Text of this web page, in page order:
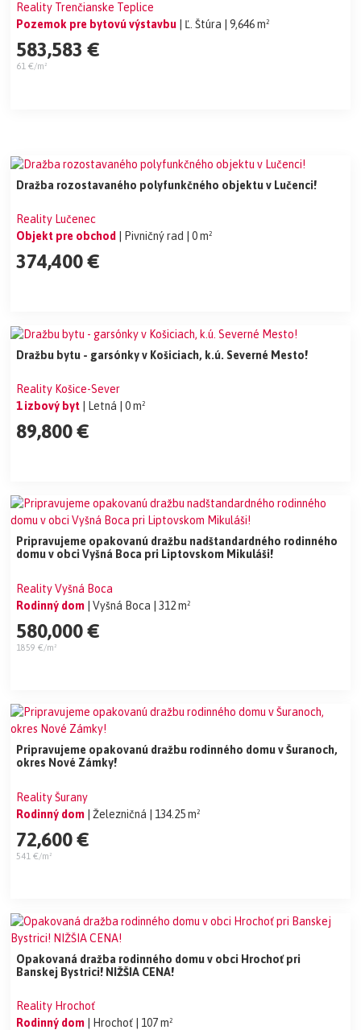
Reality Trenčianske Teplice
Pozemok pre bytovú výstavbu
| Ľ. Štúra | 9,646 m²
583,583 €
61 €/m²
Dražba rozostavaného polyfunkčného objektu v Lučenci!
Reality Lučenec
Objekt pre obchod
| Pivničný rad | 0 m²
374,400 €
Dražbu bytu - garsónky v Košiciach, k.ú. Severné Mesto!
Reality Košice-Sever
1 izbový byt
| Letná | 0 m²
89,800 €
Pripravujeme opakovanú dražbu nadštandardného rodinného
domu v obci Vyšná Boca pri Liptovskom Mikuláši!
Reality Vyšná Boca
Rodinný dom
| Vyšná Boca | 312 m²
580,000 €
1859 €/m²
Pripravujeme opakovanú dražbu rodinného domu v Šuranoch,
okres Nové Zámky!
Reality Šurany
Rodinný dom
| Železničná | 134.25 m²
72,600 €
541 €/m²
Opakovaná dražba rodinného domu v obci Hrochoť pri
Banskej Bystrici! NIŽŠIA CENA!
Reality Hrochoť
Rodinný dom
| Hrochoť | 107 m²